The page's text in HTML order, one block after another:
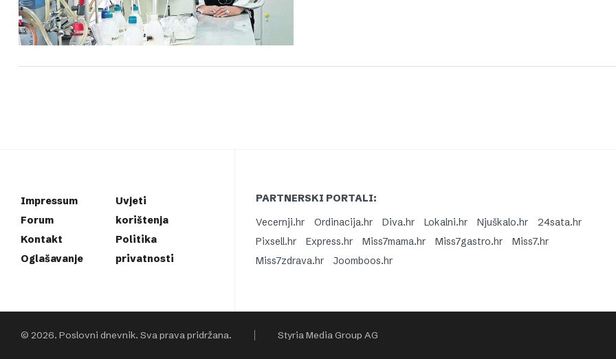
Impressum
Forum
Kontakt
Oglašavanje
Uvjeti
korištenja
Politika
privatnosti
PARTNERSKI PORTALI:
Vecernji.hr
Ordinacija.hr Diva.hr Lokalni.hr Njuškalo.hr
24sata.hr
Pixsell.hr
Express.hr Miss7mama.hr Miss7gastro.hr
Miss7.hr
Miss7zdrava.hr
Joomboos.hr
© 2026. Poslovni dnevnik. Sva prava pridržana. Styria Media Group AG